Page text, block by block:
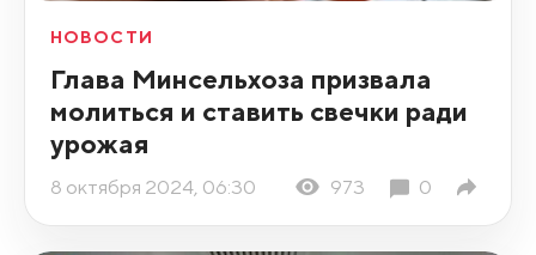
НОВОСТИ
Глава Минсельхоза призвала
молиться и ставить свечки ради
урожая
8 октября 2024, 06:30 973 0